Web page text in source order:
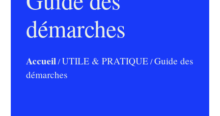
démarches
Accueil/UTILE & PRATIQUE/Guide des
démarches